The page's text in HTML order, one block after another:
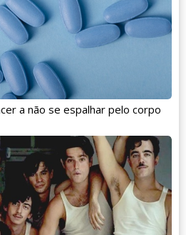
a não se espalhar pelo corpo